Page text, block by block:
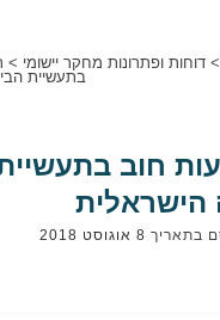
> דוחות ופתרונות מחקר יישומי >
בתעשיית
חוב
הישראלית
בתאריך 8 אוגוסט 2018